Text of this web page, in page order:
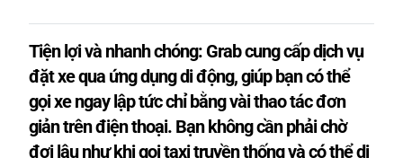
Tiện lợi và nhanh chóng: Grab cung cấp dịch vụ
đặt xe qua ứng dụng di động, giúp bạn có thể
gọi xe ngay lập tức chỉ bằng vài thao tác đơn
giản trên điện thoại. Bạn không cần phải chờ
đợi lâu như khi gọi taxi truyền thống và có thể di